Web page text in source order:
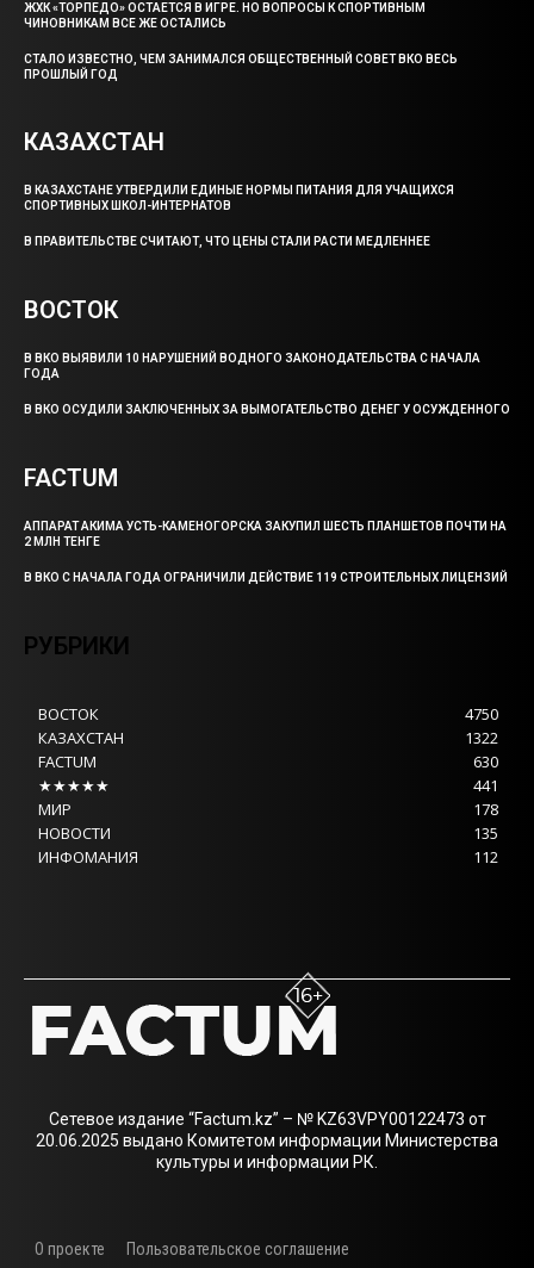
ЖХК «ТОРПЕДО» ОСТАЕТСЯ В ИГРЕ. НО ВОПРОСЫ К СПОРТИВНЫМ
ЧИНОВНИКАМ ВСЕ ЖЕ ОСТАЛИСЬ
СТАЛО ИЗВЕСТНО, ЧЕМ ЗАНИМАЛСЯ ОБЩЕСТВЕННЫЙ СОВЕТ ВКО ВЕСЬ
ПРОШЛЫЙ ГОД
КАЗАХСТАН
В КАЗАХСТАНЕ УТВЕРДИЛИ ЕДИНЫЕ НОРМЫ ПИТАНИЯ ДЛЯ УЧАЩИХСЯ
СПОРТИВНЫХ ШКОЛ-ИНТЕРНАТОВ
В ПРАВИТЕЛЬСТВЕ СЧИТАЮТ, ЧТО ЦЕНЫ СТАЛИ РАСТИ МЕДЛЕННЕЕ
ВОСТОК
В ВКО ВЫЯВИЛИ 10 НАРУШЕНИЙ ВОДНОГО ЗАКОНОДАТЕЛЬСТВА С НАЧАЛА
ГОДА
В ВКО ОСУДИЛИ ЗАКЛЮЧЕННЫХ ЗА ВЫМОГАТЕЛЬСТВО ДЕНЕГ У ОСУЖДЕННОГО
FACTUM
АППАРАТ АКИМА УСТЬ-КАМЕНОГОРСКА ЗАКУПИЛ ШЕСТЬ ПЛАНШЕТОВ ПОЧТИ НА
2 МЛН ТЕНГЕ
В ВКО С НАЧАЛА ГОДА ОГРАНИЧИЛИ ДЕЙСТВИЕ 119 СТРОИТЕЛЬНЫХ ЛИЦЕНЗИЙ
РУБРИКИ
ВОСТОК
4750
КАЗАХСТАН
1322
FACTUM
630
★★★★★
441
МИР
178
НОВОСТИ
135
ИНФОМАНИЯ
112
Сетевое издание “Factum.kz” – № KZ63VPY00122473 от
20.06.2025 выдано Комитетом информации Министерства
культуры и информации РК.
О проекте Пользовательское соглашение